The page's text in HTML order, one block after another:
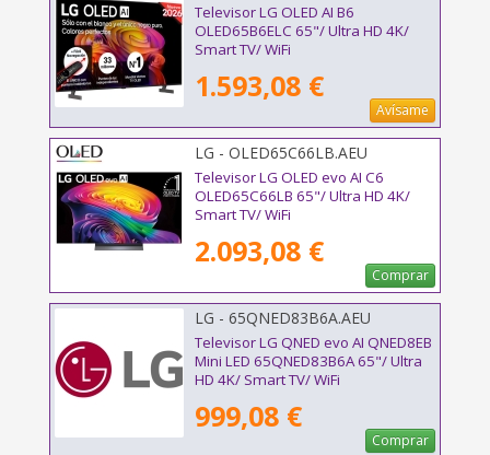
Televisor LG OLED AI B6
OLED65B6ELC 65"/ Ultra HD 4K/
Smart TV/ WiFi
1.593,08 €
Avísame
LG - OLED65C66LB.AEU
Televisor LG OLED evo AI C6
OLED65C66LB 65"/ Ultra HD 4K/
Smart TV/ WiFi
2.093,08 €
Comprar
LG - 65QNED83B6A.AEU
Televisor LG QNED evo AI QNED8EB
Mini LED 65QNED83B6A 65"/ Ultra
HD 4K/ Smart TV/ WiFi
999,08 €
Comprar